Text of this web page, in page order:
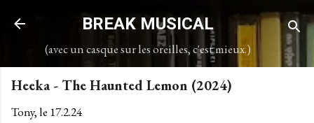
Accéder au contenu principal
BREAK MUSICAL
(avec un casque sur les oreilles, c'est mieux.)
Heeka - The Haunted Lemon (2024)
Tony, le 17.2.24